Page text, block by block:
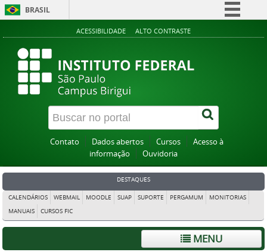
BRASIL
Simplifique!
Participe
Legislação
ACESSIBILIDADE ALTO CONTRASTE
Contato Dados abertos Cursos
Acesso à
informação
Ouvidoria
DESTAQUES
CALENDÁRIOS WEBMAIL MOODLE SUAP SUPORTE PERGAMUM
MONITORIAS
MANUAIS
CURSOS FIC
MENU